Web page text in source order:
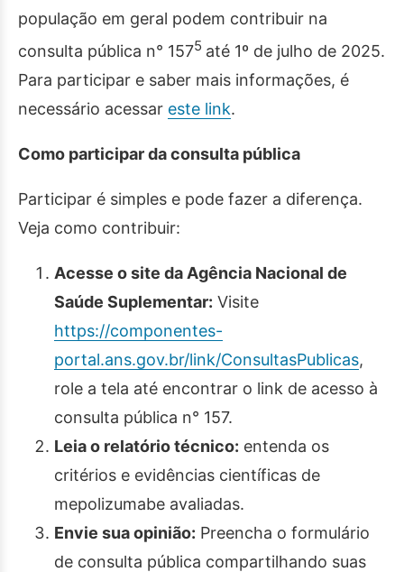
população em geral podem contribuir na
consulta pública n° 1575 até 1º de julho de 2025.
Para participar e saber mais informações, é
necessário acessar este link.
Como participar da consulta pública
Participar é simples e pode fazer a diferença.
Veja como contribuir:
Acesse o site da Agência Nacional de
Saúde Suplementar: Visite
https://componentes-
portal.ans.gov.br/link/ConsultasPublicas,
role a tela até encontrar o link de acesso à
consulta pública n° 157.
Leia o relatório técnico: entenda os
critérios e evidências científicas de
mepolizumabe avaliadas.
Envie sua opinião: Preencha o formulário
de consulta pública compartilhando suas